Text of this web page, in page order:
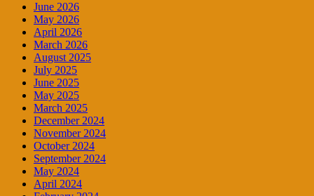
June 2026
May 2026
April 2026
March 2026
August 2025
July 2025
June 2025
May 2025
March 2025
December 2024
November 2024
October 2024
September 2024
May 2024
April 2024